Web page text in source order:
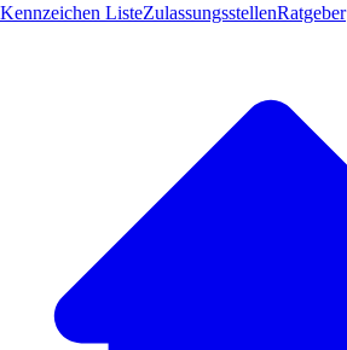
Kennzeichen ListeZulassungsstellenRatgeber